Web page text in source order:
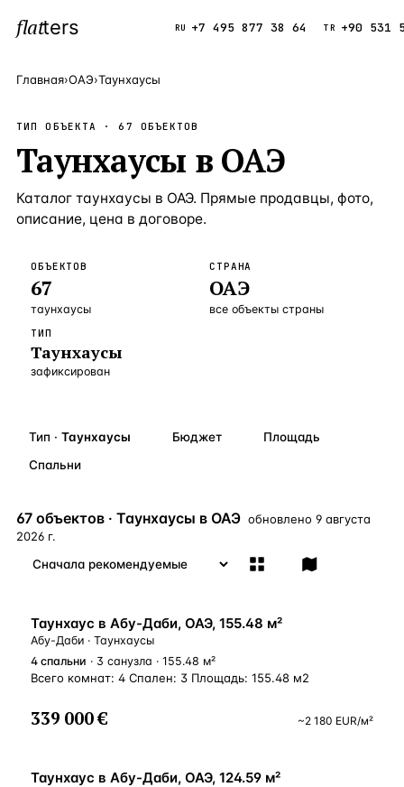
flatters RU +7 495 877 38 64 TR +90 531
ПОПУЛЯРНЫЕ НАПРАВЛЕНИЯ
Турция
Россия Страна
Испания —Страна
Таиланд
Сочи —Локация
Бангкок
Новороссийск
Анталия
ЧАСТО ИЩУТ
ВСЕ НАПРАВЛЕНИЯ →
Главная›ОАЭ›Таунхаусы
ТИП ОБЪЕКТА ·67 ОБЪЕКТОВ
Таунхаусы в ОАЭ
Каталог таунхаусы в ОАЭ. Прямые продавцы, фото,
описание, цена в договоре.
ОБЪЕКТОВ
67
таунхаусы
СТРАНА
ОАЭ
все объекты страны
ТИП
Таунхаусы
зафиксирован
Тип · Таунхаусы Бюджет
Площадь
Спальни
67 объектов · Таунхаусы в ОАЭ обновлено 9 августа
2026 г.
ВНЖ
Таунхаус в Абу-Даби, ОАЭ, 155.48 м²
Абу-Даби · Таунхаусы
4 спальни · 3 санузла · 155.48 м²
Всего комнат: 4 Спален: 3 Площадь: 155.48 м2
339 000 € ~2 180 EUR/м²
ВНЖ
Таунхаус в Абу-Даби, ОАЭ, 124.59 м²